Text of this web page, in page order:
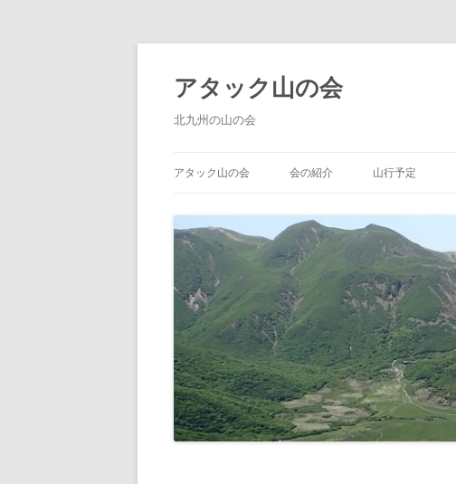
コ
ン
ツ
へ
ス
アタック山の会
北九州の山の会
アタック山の会 会の紹介 山行予定